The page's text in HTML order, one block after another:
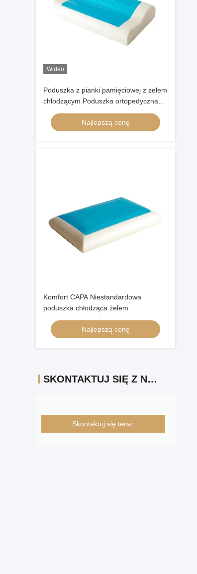
Wideo
Poduszka z pianki pamięciowej z żelem
chłodzącym Poduszka ortopedyczna
dla osób śpiących na plecach i brzuchu
Najlepszą cenę
Komfort CAPA Niestandardowa
poduszka chłodząca żelem
Najlepszą cenę
SKONTAKTUJ SIĘ Z NAMI
Skontaktuj się teraz